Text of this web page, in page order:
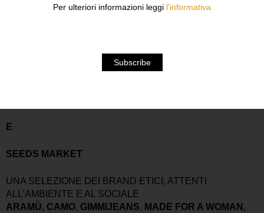
PASTICCERIA CLASSICO E
E
SEEDS MARKET
UNA SELEZIONE DEI BRAND ETICI, ATTENTI
ALL’AMBIENTE E AL SOCIALE
ARAMÙ, CAMO, GIMMIJEANS, MADE FOR A WOMAN ,
Per ulteriori informazioni leggi l'informativa